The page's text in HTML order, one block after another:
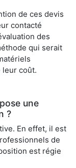
de ces devis
contacté
des
qui serait
leur coût.
une
?
En effet, il est
de
est régie